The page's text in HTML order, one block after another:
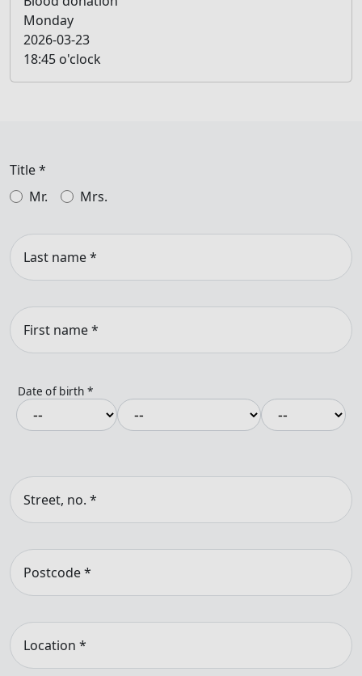
Monday
2026-03-23
18:45 o'clock
Title*
Mr.
Mrs.
Last name*
First name*
Date of birth*
Street, no. *
Postcode*
Location *